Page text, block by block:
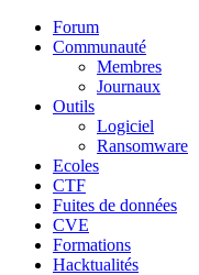
Forum
Communauté
Membres
Journaux
Outils
Logiciel
Ransomware
Ecoles
CTF
Fuites de données
CVE
Formations
Hacktualités